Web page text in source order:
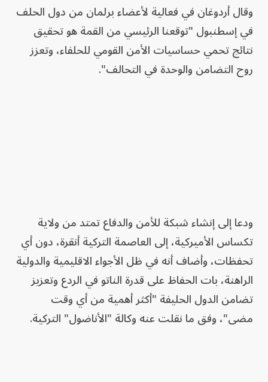
وقال أردوغان في فعالية لأعضاء برلمان من دول الحلف
في إسطنبول "توقعنا الرئيسي من القمة هو تحقيق
نتائج تحمي حساسيات الأمن القومي للحلفاء، وتعزز
روح التضامن والوحدة في التحالف".
ودعا إلى إنشاء شبكة للأمن والدفاع تمتد من ولاية
تكساس الأميركية، إلى العاصمة التركية أنقرة، دون أي
تحفظات، وأضاف أنه في ظل الأجواء الاقليمية والدولية
الراهنة، بات الحفاظ على قدرة الناتو في الردع وتعزيز
تضامن الدول الحليفة "أكثر أهمية من أي وقت
مضى"، وفق ما نقلت عنه وكالة "الأناضول" التركية.